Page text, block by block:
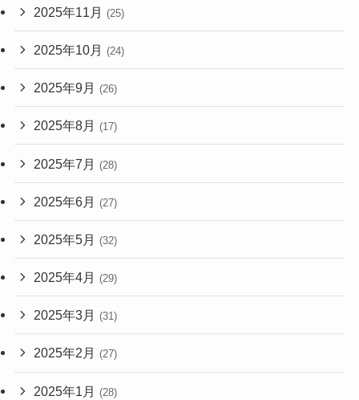
2025年11月 (25)
2025年10月 (24)
2025年9月 (26)
2025年8月 (17)
2025年7月 (28)
2025年6月 (27)
2025年5月 (32)
2025年4月 (29)
2025年3月 (31)
2025年2月 (27)
2025年1月 (28)